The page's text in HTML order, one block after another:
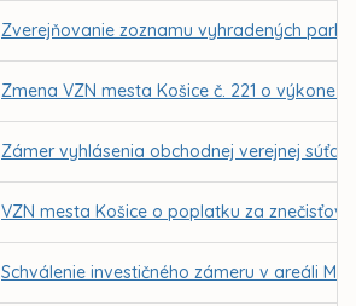
Zverejňovanie zoznamu vyhradených
Zmena VZN mesta Košice č. 221 o výkone
Zámer vyhlásenia obchodnej verejnej
VZN mesta Košice o poplatku za
Schválenie investičného zámeru v areáli MŠ